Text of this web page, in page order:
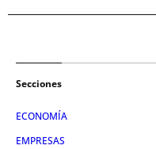
Secciones
ECONOMÍA
EMPRESAS